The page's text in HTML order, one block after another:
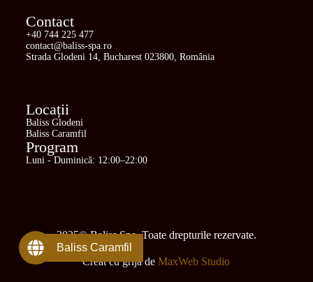
Contact
+40 744 225 477
contact@baliss-spa.ro
Strada Glodeni 14, Bucharest 023800, România
Locații
Baliss Glodeni
Baliss Caramfil
Program
Luni - Duminică: 12:00–22:00
2025© Baliss Spa. Toate drepturile rezervate.
Creat cu grijă deMaxWeb Studio
Baliss Caramfil